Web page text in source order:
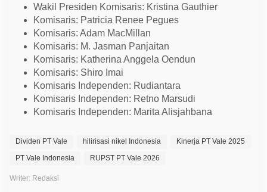
Wakil Presiden Komisaris: Kristina Gauthier
Komisaris: Patricia Renee Pegues
Komisaris: Adam MacMillan
Komisaris: M. Jasman Panjaitan
Komisaris: Katherina Anggela Oendun
Komisaris: Shiro Imai
Komisaris Independen: Rudiantara
Komisaris Independen: Retno Marsudi
Komisaris Independen: Marita Alisjahbana
Dividen PT Vale hilirisasi nikel Indonesia
Kinerja PT Vale 2025
PT Vale Indonesia
RUPST PT Vale 2026
Writer: Redaksi